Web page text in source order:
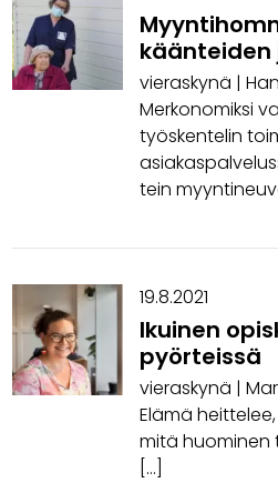
käänteiden
vieraskynä |
Merkonomiksi
työskentelin
tein
19.8.2021
Ikuinen
pyörteissä
vieraskynä |
Elämä
mitä huominen
[…]